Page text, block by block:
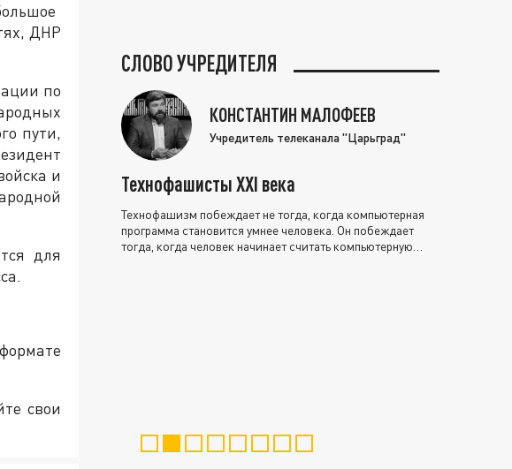
ДНР
по
пути,
и
для
свои
СЛОВО УЧРЕДИТЕЛЯ
КОНСТАНТИН МАЛОФЕЕВ
Учредитель телеканала "Царьград"
Технофашисты XXI века
Технофашизм побеждает не тогда, когда компьютерная
программа становится умнее человека. Он побеждает
тогда, когда человек начинает считать компьютерную